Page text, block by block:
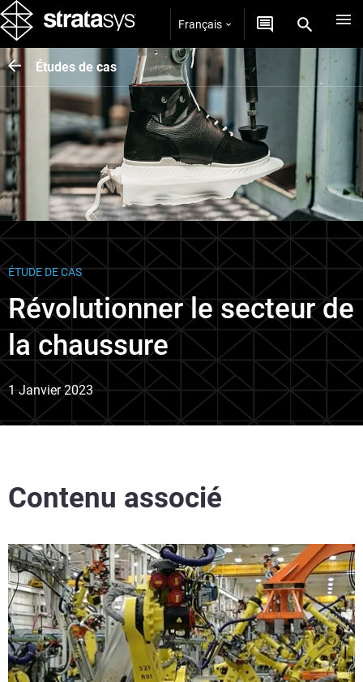
Français
Études de cas
ÉTUDE DE CAS
Révolutionner le secteur de
la chaussure
1 Janvier 2023
Contenu associé